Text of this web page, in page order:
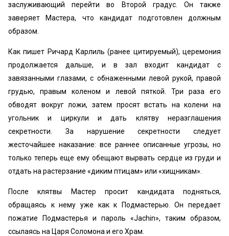
заслуживающий перейти во Второй градус. Он также
заверяет Мастера, что кандидат подготовлен должным
образом.
Как пишет Ричард Карлиль (ранее цитируемый), церемония
продолжается дальше, и в зал входит кандидат с
завязанными глазами, с обнаженными левой рукой, правой
грудью, правым коленом и левой пяткой. Три раза его
обводят вокруг ложи, затем просят встать на колени на
угольник и циркули и дать клятву неразглашения
секретности. За нарушение секретности следует
жесточайшее наказание: все раннее описанные угрозы, но
только теперь еще ему обещают вырвать сердце из груди и
отдать на растерзание «диким птицам» или «хищникам».
После клятвы Мастер просит кандидата подняться,
обращаясь к нему уже как к Подмастерью. Он передает
пожатие Подмастерья и пароль «Jachin», таким образом,
ссылаясь на Царя Соломона и его Храм.